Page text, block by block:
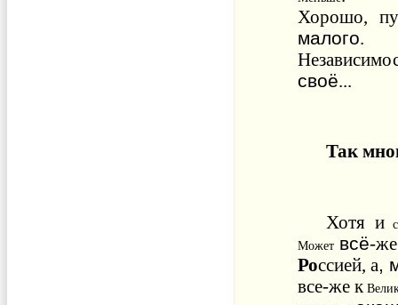
Хорошо,
малого.
своё...
Так
Хотя и
Может всё-же
Россией,а,
все-же к